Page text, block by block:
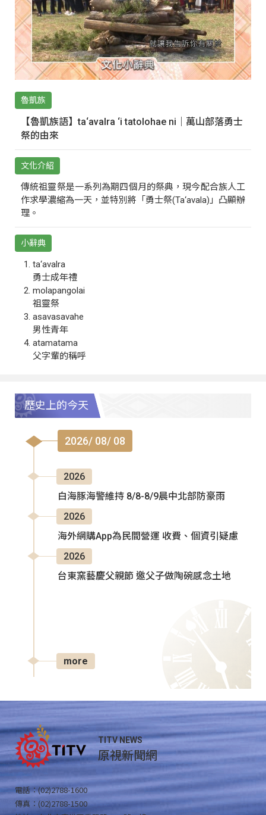
魯凱族
【魯凱族語】ta‘avalra ‘i tatolohae ni｜萬山部落勇士
祭的由來
文化介紹
傳統祖靈祭是一系列為期四個月的祭典，現今配合族人工
作求學濃縮為一天，並特別將「勇士祭(Ta‘avala)」凸顯辦
理。
小辭典
ta‘avalra
勇士成年禮
molapangolai
祖靈祭
asavasavahe
男性青年
atamatama
父字輩的稱呼
歷史上的今天
2026/ 08/ 08
2026
白海豚海警維持 8/8-8/9晨中北部防豪雨
2026
海外網購App為民間營運 收費、個資引疑慮
2026
台東窯藝慶父親節 邀父子做陶碗感念土地
more
TITV NEWS
原視新聞網
電話：(02)2788-1600
傳真：(02)2788-1500